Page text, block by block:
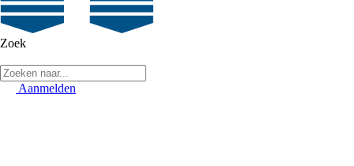
Zoek
Aanmelden